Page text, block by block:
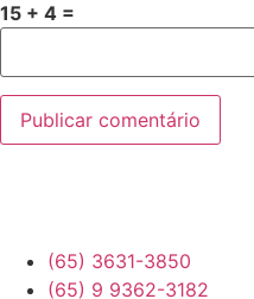
15 + 4 =
(65) 3631-3850
(65) 9 9362-3182